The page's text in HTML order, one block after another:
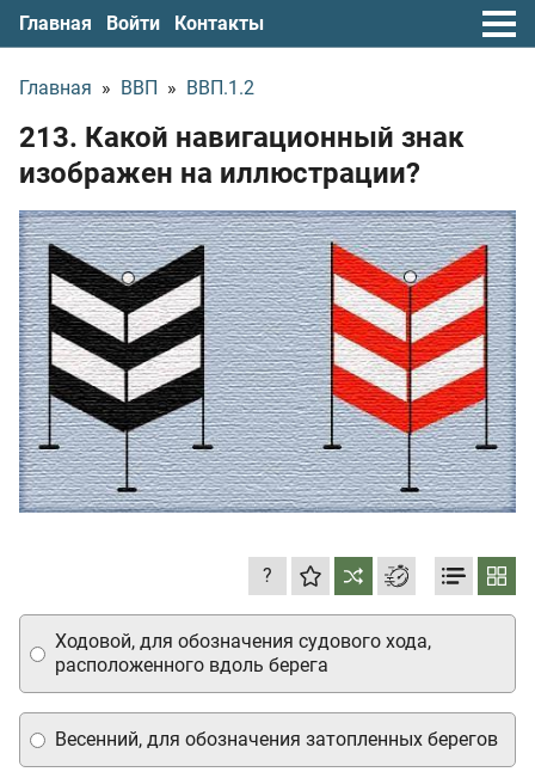
Главная Войти Контакты
Главная » ВВП » ВВП.1.2
213. Какой навигационный знак
изображен на иллюстрации?
?
Весенний, для обозначения затопленных берегов
Ходовой, для обозначения судового хода,
расположенного вдоль берега